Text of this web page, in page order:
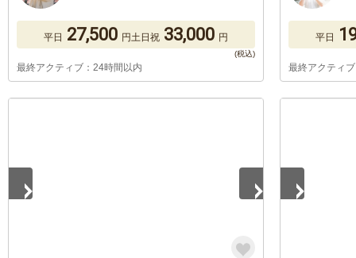
平日 27,500 円土日祝 33,000 円
最終アクティブ：24時間以内
平日
最終アクティ